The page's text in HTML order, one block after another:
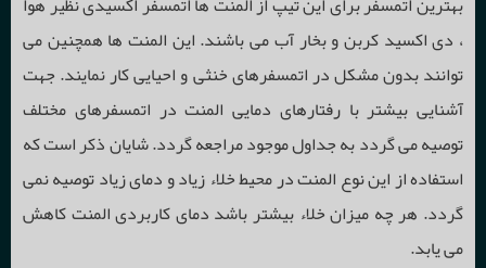
، دی اکسید کربن و بخار آب می باشند. این المنت ها همچنین می
توانند بدون مشکل در اتمسفرهای خنثی و احیایی کار نمایند. جهت
آشنایی بیشتر با رفتارهای دمایی المنت در اتمسفرهای مختلف
توصیه می گردد به جداول موجود مراجعه گردد. شایان ذکر است که
استفاده از این نوع المنت در محیط خلاء زیاد و دمای زیاد توصیه نمی
گردد. هر چه میزان خلاء بیشتر باشد دمای کاربردی المنت کاهش
می یابد.